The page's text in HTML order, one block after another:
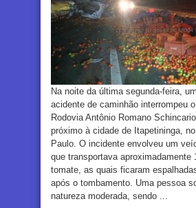
Na noite da última segunda-feira,
acidente de caminhão interrompeu
Rodovia Antônio Romano
próximo à cidade de Itapetininga,
Paulo. O incidente envolveu um
que transportava aproximadamente
tomate, as quais ficaram
após o tombamento. Uma pessoa
natureza moderada, sendo ...